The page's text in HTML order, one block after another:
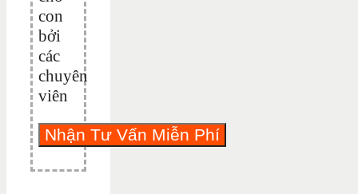
con
bởi
các
chuyên
viên